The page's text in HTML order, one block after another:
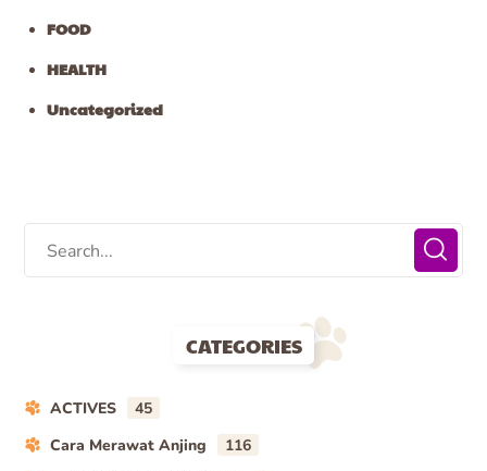
FOOD
HEALTH
Uncategorized
CATEGORIES
ACTIVES
45
Cara Merawat Anjing
116